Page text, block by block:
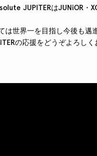
JUPITERはJUNiOR・
は世界一を目指し今後も邁
の応援をどうぞよろしく